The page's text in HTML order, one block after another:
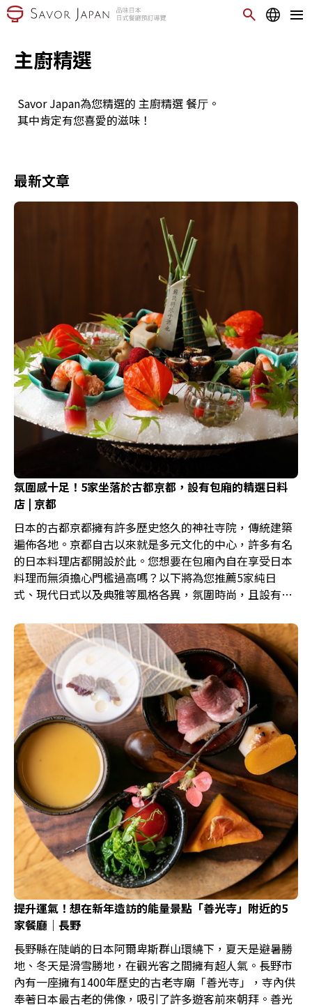
主廚精選
Savor Japan為您精選的 主廚精選 餐厅。
其中肯定有您喜愛的滋味！
最新文章
氛圍感十足！5家坐落於古都京都，設有包廂的精選日料
店 | 京都
日本的古都京都擁有許多歷史悠久的神社寺院，傳統建築
遍佈各地。京都自古以來就是多元文化的中心，許多有名
的日本料理店都開設於此。您想要在包廂內自在享受日本
料理而無須擔心門檻過高嗎？以下將為您推薦5家純日
式、現代日式以及典雅等風格各異，氛圍時尚，且設有包
提升運氣！想在新年造訪的能量景點「善光寺」附近的5
家餐廳｜長野
長野縣在陡峭的日本阿爾卑斯群山環繞下，夏天是避暑勝
地、冬天是滑雪勝地，在觀光客之間擁有超人氣。長野市
內有一座擁有1400年歷史的古老寺廟「善光寺」，寺內供
奉著日本最古老的佛像，吸引了許多遊客前來朝拜。善光